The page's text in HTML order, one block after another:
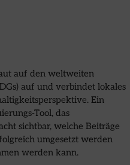
auf den weltweiten
auf und verbindet lokales
Ein
Tool, das
sichtbar, welche Beiträge
umgesetzt werden
werden kann.